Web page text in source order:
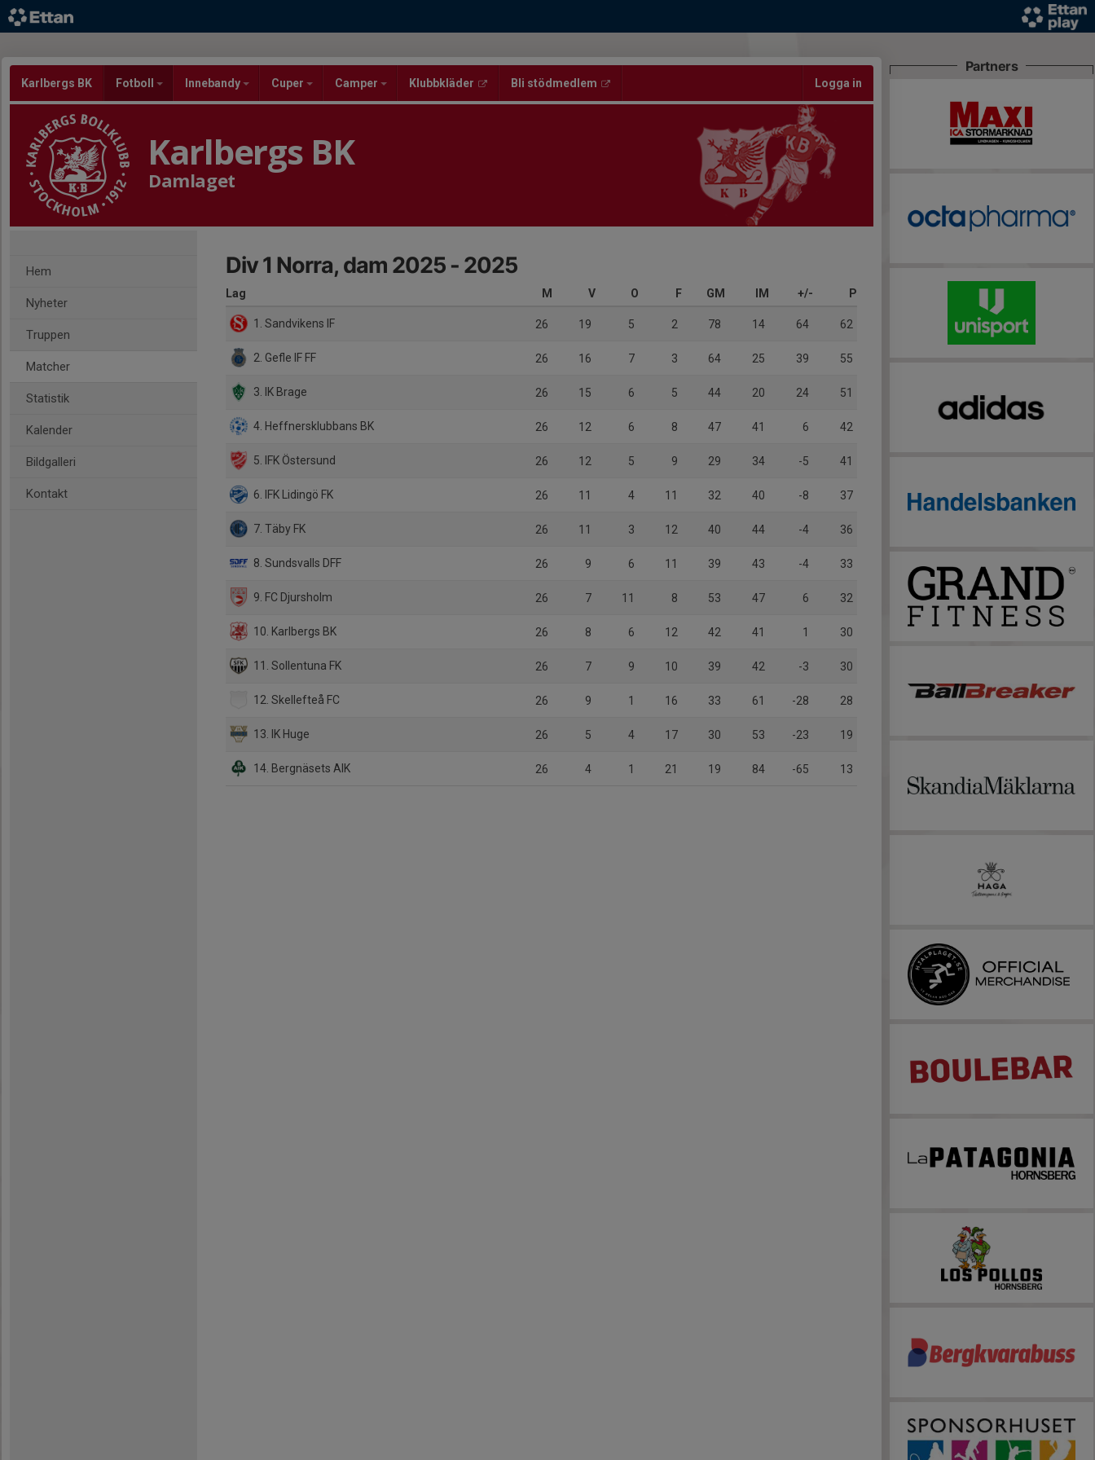
Karlbergs BK Fotboll Innebandy Cuper Camper Klubbkläder Bli stödmedlem Logga in
Karlbergs BK
Damlaget
Hem
Nyheter
Truppen
Matcher
Statistik
Kalender
Bildgalleri
Kontakt
Div 1 Norra, dam 2025 - 2025
Lag M V O F GM IM +/- P
1. Sandvikens IF 26 19 5 2 78 14 64 62
2. Gefle IF FF 26 16 7 3 64 25 39 55
3. IK Brage 26 15 6 5 44 20 24 51
4. Heffnersklubbans BK 26 12 6 8 47 41 6 42
5. IFK Östersund 26 12 5 9 29 34 -5 41
6. IFK Lidingö FK 26 11 4 11 32 40 -8 37
7. Täby FK 26 11 3 12 40 44 -4 36
8. Sundsvalls DFF 26 9 6 11 39 43 -4 33
9. FC Djursholm 26 7 11 8 53 47 6 32
10. Karlbergs BK 26 8 6 12 42 41 1 30
11. Sollentuna FK 26 7 9 10 39 42 -3 30
12. Skellefteå FC 26 9 1 16 33 61 -28 28
13. IK Huge 26 5 4 17 30 53 -23 19
14. Bergnäsets AIK 26 4 1 21 19 84 -65 13
Partners